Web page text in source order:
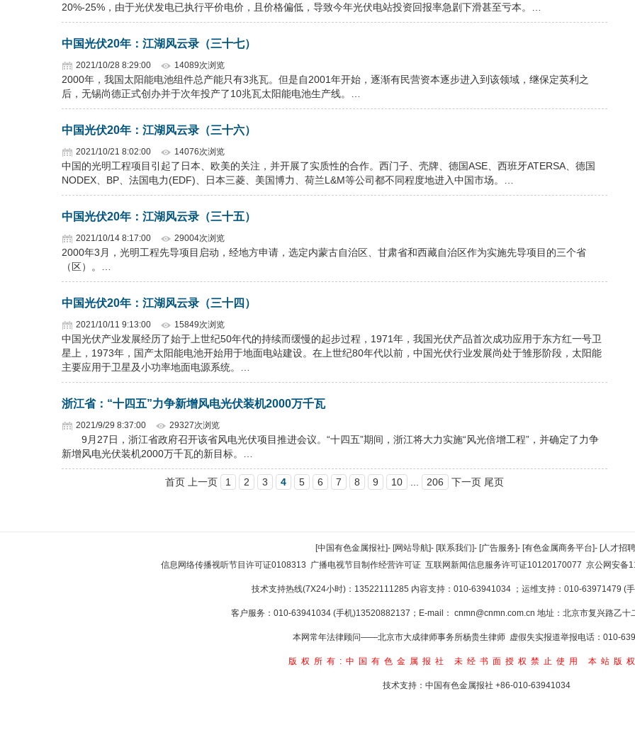
20%-25%，由于光伏发电已执行平价电价，且价格偏低，导致今年光伏电站投资回报率急剧下滑甚至亏本。…
中国光伏20年：江湖风云录（三十七）
2021/10/28 8:29:00 14089次浏览
2000年，我国太阳能电池组件总产能只有3兆瓦。但是自2001年开始，逐渐有民营资本逐步进入到该领域，继保定英利之
后，无锡尚德正式创办并于次年投产了10兆瓦太阳能电池生产线。…
中国光伏20年：江湖风云录（三十六）
2021/10/21 8:02:00 14076次浏览
中国的光明工程项目引起了日本、欧美的关注，并开展了实质性的合作。西门子、壳牌、德国ASE、西班牙ATERSA、德国
NODEX、BP、法国电力(EDF)、日本三菱、美国博力、荷兰L&M等公司都不同程度地进入中国市场。…
中国光伏20年：江湖风云录（三十五）
2021/10/14 8:17:00 29004次浏览
2000年3月，光明工程先导项目启动，经地方申请，选定内蒙古自治区、甘肃省和西藏自治区作为实施先导项目的三个省
（区）。…
中国光伏20年：江湖风云录（三十四）
2021/10/11 9:13:00 15849次浏览
中国光伏产业发展经历了始于上世纪50年代的持续而缓慢的起步过程，1971年，我国光伏产品首次成功应用于东方红一号卫
星上，1973年，国产太阳能电池开始用于地面电站建设。在上世纪80年代以前，中国光伏行业发展尚处于雏形阶段，太阳能
主要应用于卫星及小功率地面电源系统。…
浙江省：“十四五”力争新增风电光伏装机2000万千瓦
2021/9/29 8:37:00 29327次浏览
9月27日，浙江省政府召开该省风电光伏项目推进会议。“十四五”期间，浙江将大力实施“风光倍增工程”，并确定了力争
新增风电光伏装机2000万千瓦的新目标。…
首页 上一页 1 2 3 4 5 6 7 8 9 10 206 下一页 尾页
[中国有色金属报社]- [网站导航]- [联系我们]- [广告服务]- [有色金属商务平台]- [人才招
信息网络传播视听节目许可证0108313 广播电视节目制作经营许可证 互联网新闻信息服务许可证10120170077 京公网安备
技术支持热线(7X24小时)：13522111285 内容支持：010-63941034 ；运维支持：010-63971479 (
客户服务：010-63941034 (手机)13520882137；E-mail： cnmn@cnmn.com.cn 地址：北京市复兴路乙十
本网常年法律顾问——北京市大成律师事务所杨贵生律师 虚假失实报道举报电话：010-
版权所有:中国有色金属报社 未经书面授权禁止使用 本站版
技术支持：中国有色金属报社 +86-010-63941034